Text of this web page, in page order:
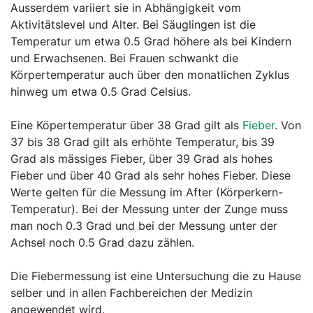
Ausserdem variiert sie in Abhängigkeit vom
Aktivitätslevel und Alter. Bei Säuglingen ist die
Temperatur um etwa 0.5 Grad höhere als bei Kindern
und Erwachsenen. Bei Frauen schwankt die
Körpertemperatur auch über den monatlichen Zyklus
hinweg um etwa 0.5 Grad Celsius.
Eine Köpertemperatur über 38 Grad gilt als Fieber. Von
37 bis 38 Grad gilt als erhöhte Temperatur, bis 39
Grad als mässiges Fieber, über 39 Grad als hohes
Fieber und über 40 Grad als sehr hohes Fieber. Diese
Werte gelten für die Messung im After (Körperkern-
Temperatur). Bei der Messung unter der Zunge muss
man noch 0.3 Grad und bei der Messung unter der
Achsel noch 0.5 Grad dazu zählen.
Die Fiebermessung ist eine Untersuchung die zu Hause
selber und in allen Fachbereichen der Medizin
angewendet wird.